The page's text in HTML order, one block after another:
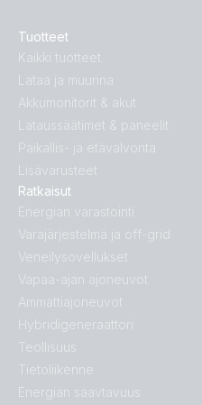
Tuotteet
Kaikki tuotteet
Lataa ja muunna
Akkumonitorit & akut
Lataussäätimet & paneelit
Paikallis- ja etävalvonta
Lisävarusteet
Ratkaisut
Energian varastointi
Varajärjestelmä ja off-grid
Veneilysovellukset
Vapaa-ajan ajoneuvot
Ammattiajoneuvot
Hybridigeneraattori
Teollisuus
Tietoliikenne
Energian saavtavuus